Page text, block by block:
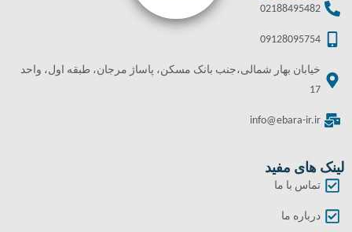
02188495482
09128095754
خیابان بهار شمالی،جنب بانک مسکن، پاساژ مرجان، طبقه اول، واحد
17
info@ebara-ir.ir
لینک های مفید
تماس با ما
درباره ما